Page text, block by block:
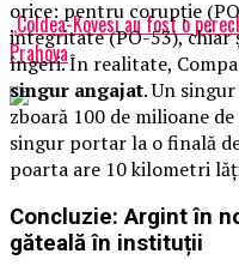
„Coldea-Kovesi au fost o
Prahova
orice: pentru corupție
integritate (PO-53), chiar
îngeri. În realitate,
singur angajat. Un
zboară 100 de milioane
singur portar la o finală
poarta are 10 kilometri
Concluzie: Argint în
găteală în instituții